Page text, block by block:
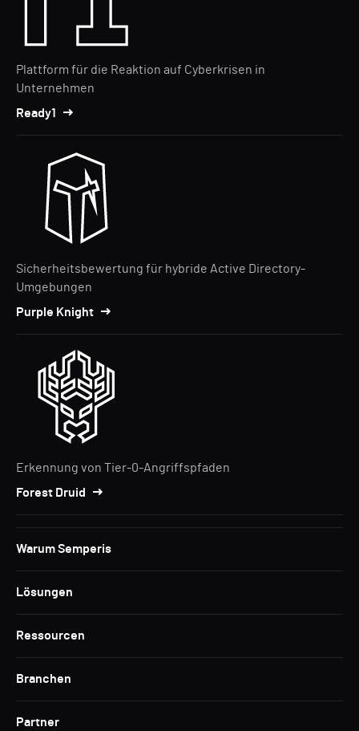
Plattform für die Reaktion auf Cyberkrisen in
Unternehmen
Ready1
Sicherheitsbewertung für hybride Active Directory-
Umgebungen
Purple Knight
Erkennung von Tier-0-Angriffspfaden
Forest Druid
Warum Semperis
Lösungen
Ressourcen
Branchen
Partner